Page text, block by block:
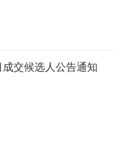
交候选人公告通知